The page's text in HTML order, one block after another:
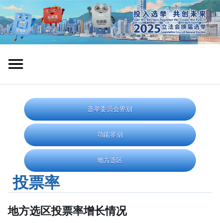
选举委员会界别
功能界别
地方选区
投票率
地方选区投票率增长情况